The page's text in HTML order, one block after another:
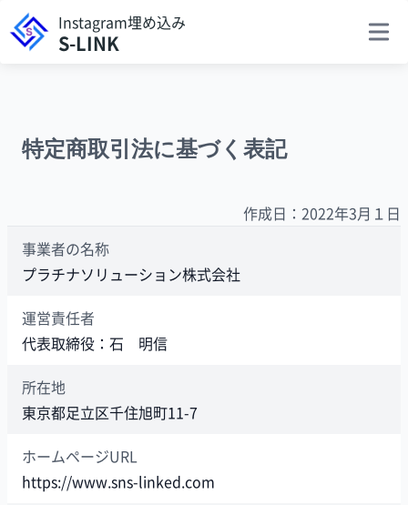
Instagram埋め込み
S-LINK main
特定商取引法に基づく表記
作成日：2022年3月１日
事業者の名称
プラチナソリューション株式会社
運営責任者
代表取締役：石 明信
所在地
東京都足立区千住旭町11-7
ホームページURL
https://www.sns-linked.com